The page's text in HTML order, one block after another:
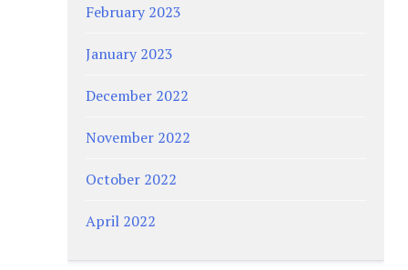
February 2023
January 2023
December 2022
November 2022
October 2022
April 2022